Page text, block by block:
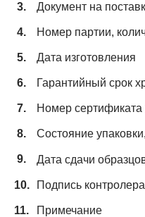
Документ на
Номер партии,
Дата изготовления
Гарантийный срок
Номер
Состояние
Дата сдачи
Подпись
Примечание